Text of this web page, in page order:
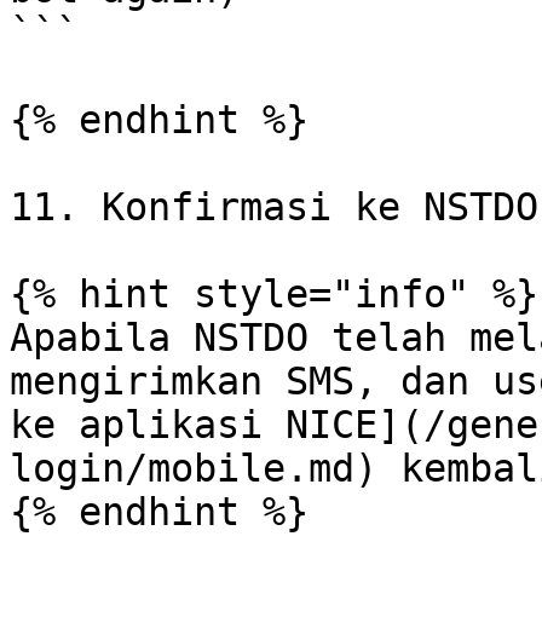
```
{% endhint %}
11. Konfirmasi ke
{% hint style="info" %}
Apabila NSTDO telah
mengirimkan SMS, dan
ke aplikasi NICE](/
login/mobile.md)